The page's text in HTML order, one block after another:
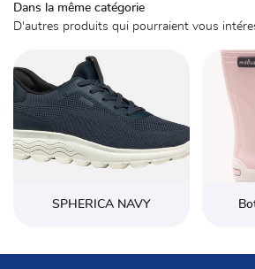
Contact
Dans la même catégorie
D'autres produits qui pourraient vous
SPHERICA NAVY